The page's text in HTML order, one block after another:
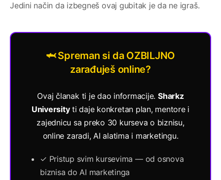
Jedini način da izbegneš ovaj gubitak je da ne igraš.
🦈 Spreman si da OZBILJNO
zarađuješ online?
Ovaj članak ti je dao informacije.Sharkz
Universityti daje konkretan plan, mentore i
zajednicu sa preko 30 kurseva o biznisu,
online zaradi, AI alatima i marketingu.
✓ Pristup svim kursevima — od osnova
biznisa do AI marketinga